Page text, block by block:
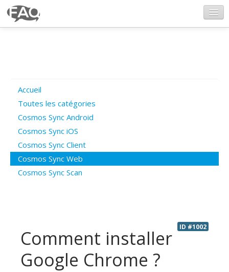
Poser une question
Questions ouvertes
Connexion
Accueil
Toutes les catégories
Cosmos Sync Android
Cosmos Sync iOS
Cosmos Sync Client
Cosmos Sync Web
Cosmos Sync Scan
ID #1002
Comment installer
Google Chrome ?